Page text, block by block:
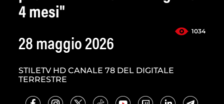
4 mesi"
1034
28 maggio 2026
STILETV HD CANALE 78 DEL DIGITALE
TERRESTRE